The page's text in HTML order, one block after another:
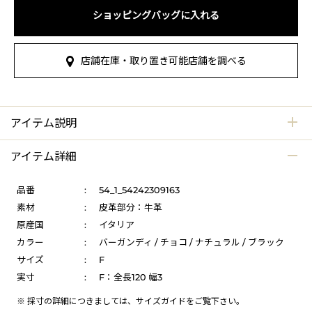
ショッピングバッグに入れる
店舗在庫・取り置き可能店舗を調べる
アイテム説明
アイテム詳細
品番 :
54_1_54242309163
素材
:
皮革部分：牛革
原産国
:
イタリア
カラー
:
バーガンディ / チョコ / ナチュラル / ブラック
サイズ
:
F
実寸
: F：全長120 幅3
※ 採寸の詳細につきましては、 サイズガイドをご覧下さい。